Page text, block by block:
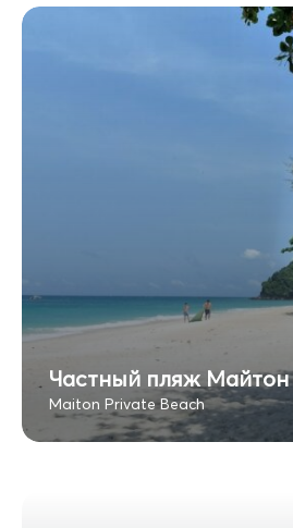
Частный пляж Майтон
Maiton Private Beach